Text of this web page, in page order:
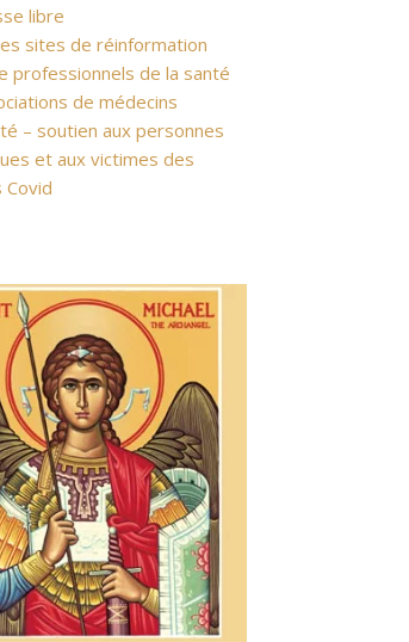
libre
sites de réinformation
professionnels de la santé
de médecins
– soutien aux personnes
et aux victimes des